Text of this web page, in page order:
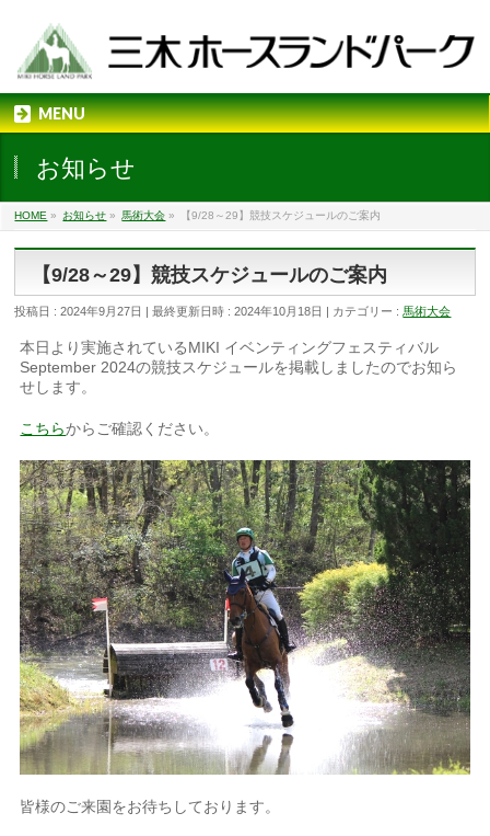
MENU
お知らせ
HOME » お知らせ » 馬術大会 » 【9/28～29】競技スケジュールのご案内
【9/28～29】競技スケジュールのご案内
投稿日 : 2024年9月27日 最終更新日時 : 2024年10月18日 カテゴリー :馬術大会
本日より実施されているMIKI イベンティングフェスティバル
September 2024の競技スケジュールを掲載しましたのでお知ら
せします。
こちらからご確認ください。
皆様のご来園をお待ちしております。